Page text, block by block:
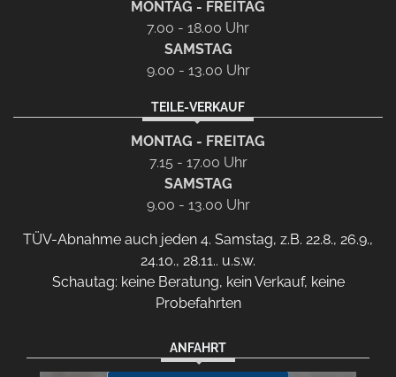
MONTAG - FREITAG
7.00 - 18.00 Uhr
SAMSTAG
9.00 - 13.00 Uhr
TEILE-VERKAUF
MONTAG - FREITAG
7.15 - 17.00 Uhr
SAMSTAG
9.00 - 13.00 Uhr
TÜV-Abnahme auch jeden 4. Samstag, z.B. 22.8., 26.9.,
24.10., 28.11.. u.s.w.
Schautag: keine Beratung, kein Verkauf, keine
Probefahrten
ANFAHRT